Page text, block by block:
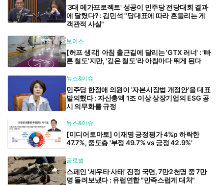
'3대 메가프로젝트' 성공이 민주당 전당대회 결과
에 달렸다? : 김민석 "당대표에 따라 흔들리는 게
객관적 사실"
보이스
[허프 생각] 아침 출근길에 달리는 'GTX 러너' : '빠
른 철도'지만, '깊은 철도'라 아침마다 뛰게 된다
뉴스&이슈
민주당 한정애 의원이 '자본시장법 개정안'을 대표
발의했다 : 자산총액 1조 이상 상장기업의 ESG 공
시 의무화를 규정
뉴스&이슈
[미디어토마토] 이재명 긍정평가 4%p 하락한
47.7%, 중도층 '부정 49.7% vs 긍정 42.9%'
글로벌
스페인 '세우타 사태' 진정 국면, 7만2천명 중 7만
명 돌려보냈다 : 유럽연합 "만족스럽게 대처"